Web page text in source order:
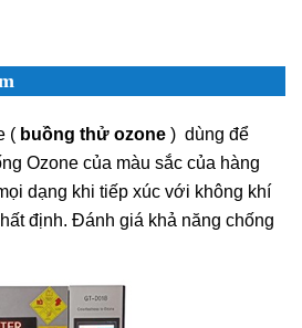
( buồng thử ozone ) dùng để
Ozone của màu sắc của hàng
dạng khi tiếp xúc với không khí
định. Đánh giá khả năng chống